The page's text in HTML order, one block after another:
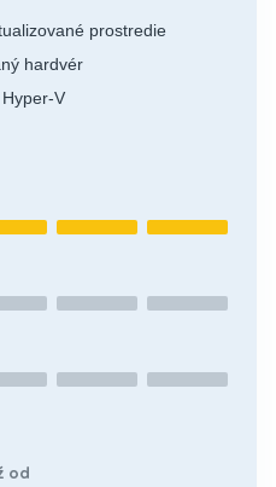
prostredie
hardvér
V
od